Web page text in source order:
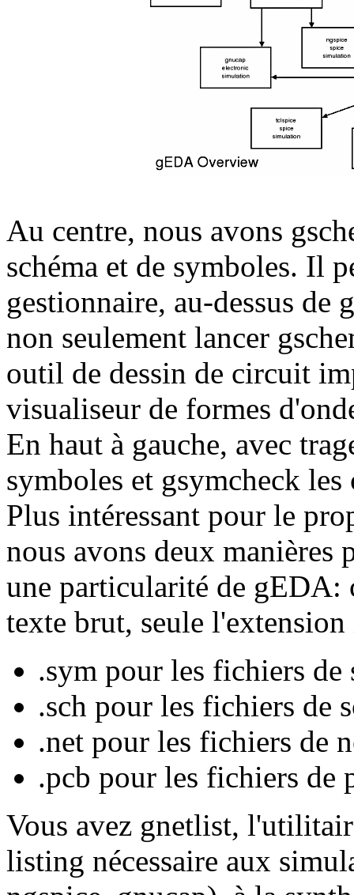
Au centre, nous avons
schéma et de symboles. Il
gestionnaire, au-dessus de
non seulement lancer
outil de dessin de circuit
visualiseur de formes
En haut à gauche, avec
symboles et gsymcheck
Plus intéressant pour le
nous avons deux manières
une particularité de gEDA:
texte brut, seule
.sym pour les fichiers de
.sch pour les fichiers de
.net pour les fichiers de
.pcb pour les fichiers de
Vous avez gnetlist,
listing nécessaire aux